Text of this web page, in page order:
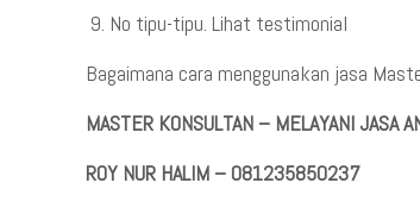
No tipu-tipu. Lihat testimonial
Bagaimana cara menggunakan jasa
MASTER KONSULTAN – MELAYANI JASA
ROY NUR HALIM – 081235850237